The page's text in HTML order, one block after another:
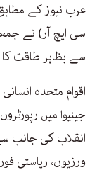
عرب نیوز کے
سی ایچ آر) نے
سے بظاہر طاقت
اقوام متحدہ
جینیوا میں
انقلاب کی جانب
ورزیوں، ریاستی